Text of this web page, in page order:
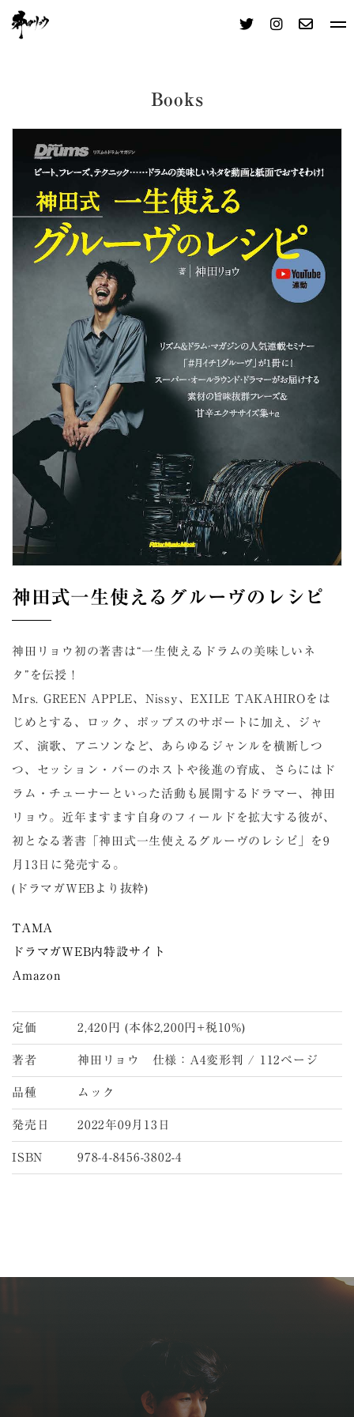
books
神田式一生使えるグルーヴのレシピ
神田リョウ初の著書は“一生使えるドラムの美味しいネ
タ”を伝授！
Mrs. GREEN APPLE、Nissy、EXILE TAKAHIROをは
じめとする、ロック、ポップスのサポートに加え、ジャ
ズ、演歌、アニソンなど、あらゆるジャンルを横断しつ
つ、セッション・バーのホストや後進の育成、さらにはド
ラム・チューナーといった活動も展開するドラマー、神田
リョウ。近年ますます自身のフィールドを拡大する彼が、
初となる著書「神田式一生使えるグルーヴのレシピ」を9
月13日に発売する。
(ドラマガWEBより抜粋)
TAMA
ドラマガWEB内特設サイト
Amazon
定価 2,420円 (本体2,200円+税10%)
著者 神田リョウ 仕様：A4変形判 / 112ページ
品種 ムック
発売日 2022年09月13日
ISBN 978-4-8456-3802-4